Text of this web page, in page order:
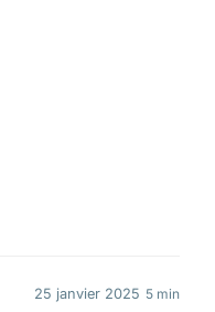
25 janvier 2025 5 min